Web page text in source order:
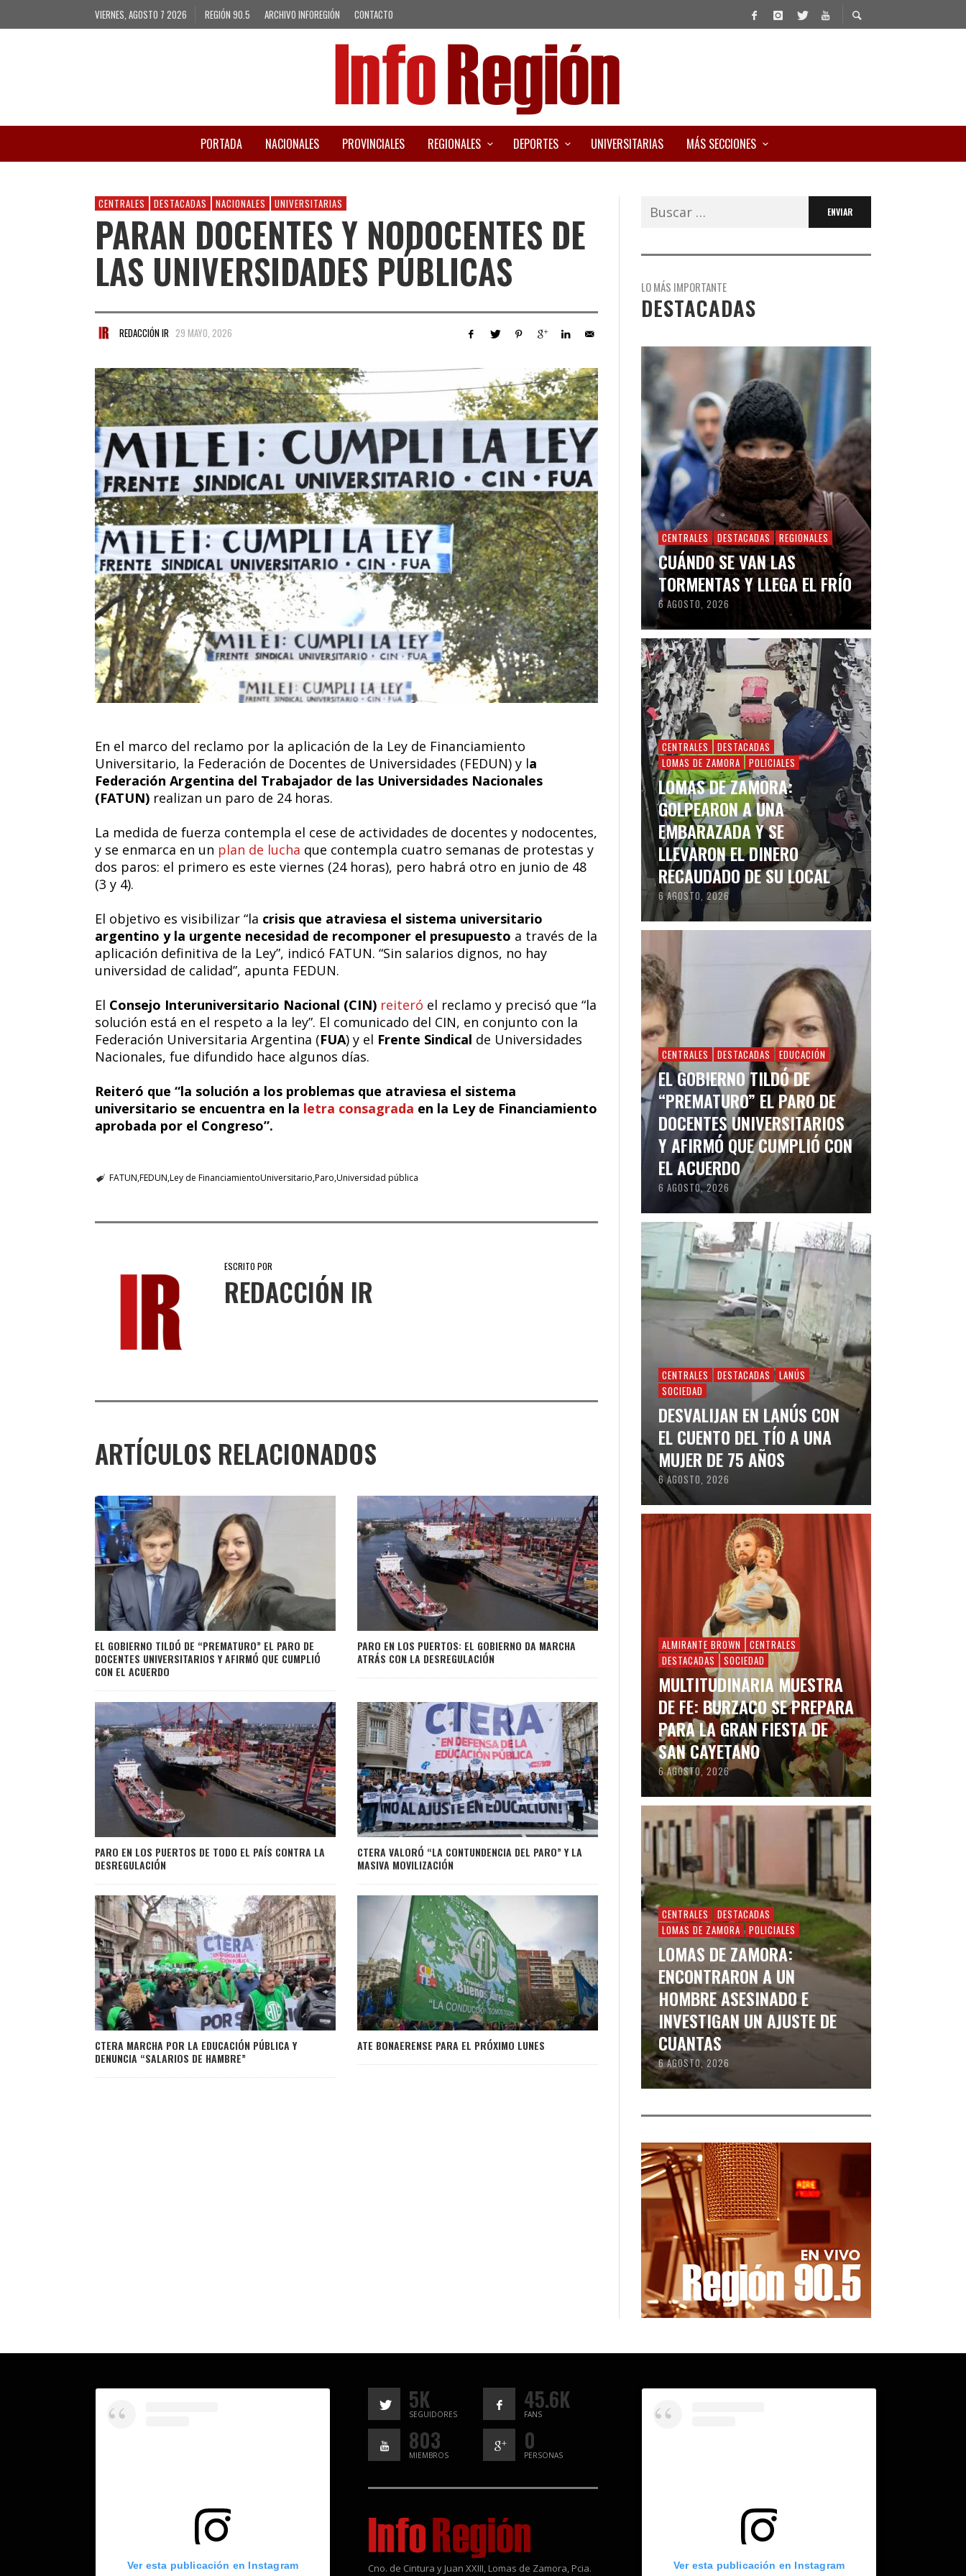
VIERNES, AGOSTO 7 2026 REGIÓN 90.5 ARCHIVO INFOREGIÓN CONTACTO
PORTADA NACIONALES PROVINCIALES REGIONALES DEPORTES UNIVERSITARIAS MÁS SECCIONES
CENTRALES DESTACADAS NACIONALES UNIVERSITARIAS
PARAN DOCENTES Y NODOCENTES DE
LAS UNIVERSIDADES PÚBLICAS
REDACCIÓN IR 29 MAYO, 2026
En el marco del reclamo por la aplicación de la Ley de Financiamiento
Universitario, la Federación de Docentes de Universidades (FEDUN) y la
Federación Argentina del Trabajador de las Universidades Nacionales
(FATUN) realizan un paro de 24 horas.
La medida de fuerza contempla el cese de actividades de docentes y nodocentes,
y se enmarca en un plan de lucha que contempla cuatro semanas de protestas y
dos paros: el primero es este viernes (24 horas), pero habrá otro en junio de 48
(3 y 4).
El objetivo es visibilizar “la crisis que atraviesa el sistema universitario
argentino y la urgente necesidad de recomponer el presupuesto a través de la
aplicación definitiva de la Ley”, indicó FATUN. “Sin salarios dignos, no hay
universidad de calidad”, apunta FEDUN.
El Consejo Interuniversitario Nacional (CIN) reiteró el reclamo y precisó que “la
solución está en el respeto a la ley”. El comunicado del CIN, en conjunto con la
Federación Universitaria Argentina (FUA) y el Frente Sindical de Universidades
Nacionales, fue difundido hace algunos días.
Reiteró que “la solución a los problemas que atraviesa el sistema
universitario se encuentra en la letra consagrada en la Ley de Financiamiento
aprobada por el Congreso”.
FATUN FEDUN Ley de FinanciamientoUniversitario Paro Universidad pública
ESCRITO POR
REDACCIÓN IR
ARTÍCULOS RELACIONADOS
EL GOBIERNO TILDÓ DE “PREMATURO” EL PARO DE
DOCENTES UNIVERSITARIOS Y AFIRMÓ QUE CUMPLIÓ
CON EL ACUERDO
PARO EN LOS PUERTOS: EL GOBIERNO DA MARCHA
ATRÁS CON LA DESREGULACIÓN
PARO EN LOS PUERTOS DE TODO EL PAÍS CONTRA LA
DESREGULACIÓN
CTERA VALORÓ “LA CONTUNDENCIA DEL PARO” Y LA
MASIVA MOVILIZACIÓN
CTERA MARCHA POR LA EDUCACIÓN PÚBLICA Y
DENUNCIA “SALARIOS DE HAMBRE”
ATE BONAERENSE PARA EL PRÓXIMO LUNES
Buscar:
LO MÁS IMPORTANTE
DESTACADAS
CENTRALES DESTACADAS REGIONALES
CUÁNDO SE VAN LAS
TORMENTAS Y LLEGA EL FRÍO
6 AGOSTO, 2026
CENTRALES
DESTACADAS
LOMAS DE ZAMORA
POLICIALES
LOMAS DE ZAMORA:
GOLPEARON A UNA
EMBARAZADA Y SE
LLEVARON EL DINERO
RECAUDADO DE SU LOCAL
6 AGOSTO, 2026
CENTRALES DESTACADAS EDUCACIÓN
EL GOBIERNO TILDÓ DE
“PREMATURO” EL PARO DE
DOCENTES UNIVERSITARIOS
Y AFIRMÓ QUE CUMPLIÓ CON
EL ACUERDO
6 AGOSTO, 2026
CENTRALES DESTACADAS
LANÚS
SOCIEDAD
DESVALIJAN EN LANÚS CON
EL CUENTO DEL TÍO A UNA
MUJER DE 75 AÑOS
6 AGOSTO, 2026
ALMIRANTE BROWN
CENTRALES
DESTACADAS
SOCIEDAD
MULTITUDINARIA MUESTRA
DE FE: BURZACO SE PREPARA
PARA LA GRAN FIESTA DE
SAN CAYETANO
6 AGOSTO, 2026
CENTRALES
DESTACADAS
LOMAS DE ZAMORA
POLICIALES
LOMAS DE ZAMORA:
ENCONTRARON A UN
HOMBRE ASESINADO E
INVESTIGAN UN AJUSTE DE
CUANTAS
6 AGOSTO, 2026
Ver esta publicación en Instagram
5K
SEGUIDORES
45.6K
FANS
803
MIEMBROS
0
PERSONAS
Cno. de Cintura y Juan XXIII, Lomas de Zamora, Pcia. Ver esta publicación en Instagram